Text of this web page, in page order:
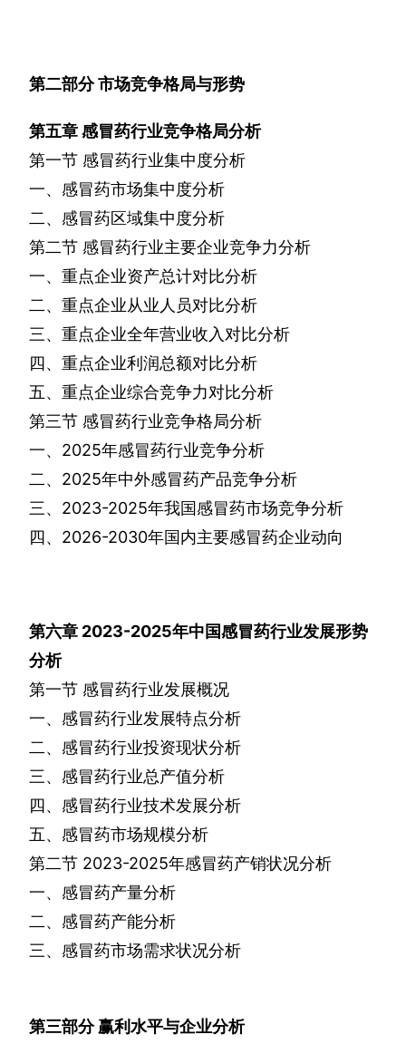
第二部分市场竞争格局与形势
第五章感冒药行业竞争格局分析
第一节 感冒药行业集中度分析
一、感冒药市场集中度分析
二、感冒药区域集中度分析
第二节 感冒药行业主要企业竞争力分析
一、重点企业资产总计对比分析
二、重点企业从业人员对比分析
三、重点企业全年营业收入对比分析
四、重点企业利润总额对比分析
五、重点企业综合竞争力对比分析
第三节 感冒药行业竞争格局分析
一、 2025年感冒药行业竞争分析
二、 2025年中外感冒药产品竞争分析
三、 2023-2025年我国感冒药市场竞争分析
四、 2026-2030年国内主要感冒药企业动向
第六章 2023-2025年中国感冒药行业发展形势
分析
第一节 感冒药行业发展概况
一、感冒药行业发展特点分析
二、感冒药行业投资现状分析
三、感冒药行业总产值分析
四、感冒药行业技术发展分析
五、感冒药市场规模分析
第二节 2023-2025年感冒药产销状况分析
一、感冒药产量分析
二、感冒药产能分析
三、感冒药市场需求状况分析
第三部分 赢利水平与企业分析